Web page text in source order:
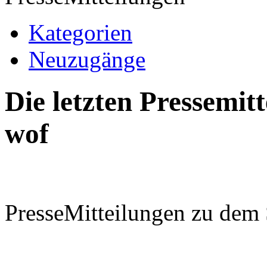
Kategorien
Neuzugänge
Die letzten
wof
PresseMitteilungen zu